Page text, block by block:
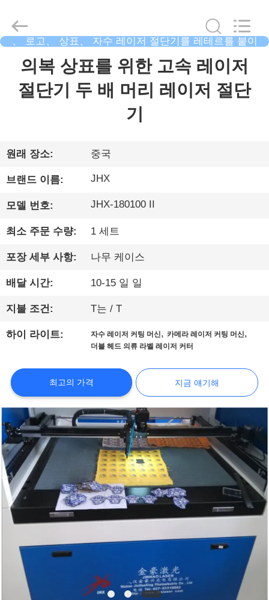
우
리
공
장
학
품
질
관
리
2019
2026
Photoelectric
Co.,Ltd.
Reserved.
、 로고、 상표、 자수 레이저 절단기를 레테르를 붙이
의복 상표를 위한 고속 레이저
절단기 두 배 머리 레이저 절단
기
원래 장소: 중국
브랜드 이름: JHX
모델 번호: JHX-180100 II
최소 주문 수량: 1 세트
포장 세부 사항: 나무 케이스
배달 시간: 10-15 일 일
지불 조건: T는 / T
하이 라이트: 자수 레이저 커팅 머신,카메라 레이저 커팅 머신,
더블 헤드 의류 라벨 레이저 커터
최고의 가격 지금 얘기해